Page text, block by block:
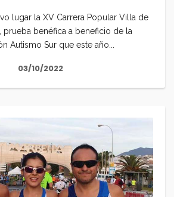
lugar la XV Carrera Popular Villa de
prueba benéfica a beneficio de la
Autismo Sur que este año...
03/10/2022